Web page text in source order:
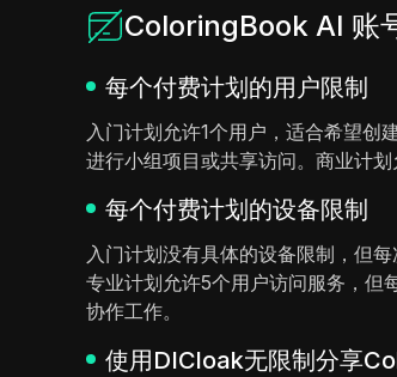
ColoringBook AI 账
每个付费计划的用户限制
入门计划允许1个用户，适合希望创
进行小组项目或共享访问。商业计
每个付费计划的设备限制
入门计划没有具体的设备限制，但
专业计划允许5个用户访问服务，但
协作工作。
使用DICloak无限制分享